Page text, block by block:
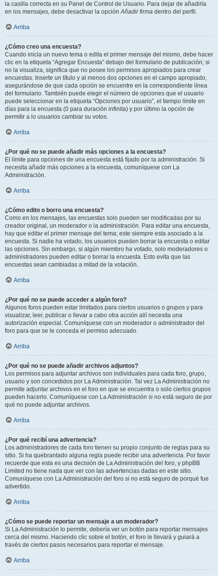
la casilla correcta en su Panel de Control de Usuario. Para dejar de añadirla
en los mensajes, debe desactivar la opciónAñadir firma dentro del perfil.
Arriba
¿Cómo creo una encuesta?
Cuando inicia un nuevo tema o edita el primer mensaje del mismo, debe hacer
clic en la etiqueta “Agregar Encuesta” debajo del formulario de publicación; si
no la visualiza, significa que no posee los permisos apropiados para crear
encuestas. Inserte un título y al menos dos opciones en el campo apropiado,
asegurándose de que cada opción se encuentre en la correspondiente línea
del formulario. También puede elegir el número de opciones que el usuario
puede seleccionar en la etiqueta “Opciones por usuario”, el tiempo límite en
días para la encuesta (0 para duración infinita) y por último la opción de
permitir a lo usuarios cambiar su votos.
Arriba
¿Por qué no se puede añadir más opciones a la encuesta?
El límite para opciones de una encuesta está fijado por la administración. Si
necesita añadir más opciones a la encuesta, comuníquese con La
Administración.
Arriba
¿Cómo edito o borro una encuesta?
Como en los mensajes, las encuestas solo pueden ser modificadas por su
creador original, un moderador o la administración. Para editar una encuesta,
hay que editar el primer mensaje del tema; este siempre esta asociado a la
encuesta. Si nadie ha votado, los usuarios pueden borrar la encuesta o editar
las opciones. Sin embargo, si algún miembro ha votado, solo moderadores o
administradores pueden editar o borrar la encuesta. Esto evita que las
encuestas sean cambiadas a mitad de la votación.
Arriba
¿Por qué no se puede acceder a algún foro?
Algunos foros pueden estar limitados para ciertos usuarios o grupos y para
visualizar, leer, publicar o llevar a cabo otra acción allí necesita una
autorización especial. Comuníquese con un moderador o administrador del
foro para que se le conceda el permiso adecuado.
Arriba
¿Por qué no se puede añadir archivos adjuntos?
Los permisos para adjuntar archivos son individuales para cada foro, grupo,
usuario y son concedidos por La Administración. Tal vez La Administración no
permite adjuntar archivos en el foro en que se encuentra o solo ciertos grupos
pueden hacerlo. Comuníquese con La Administración si no está seguro de por
qué no puede adjuntar archivos.
Arriba
¿Por qué recibí una advertencia?
Los administradores de cada foro tienen su propio conjunto de reglas para su
sitio. Si ha quebrantado alguna regla puede recibir una advertencia. Por favor
recuerde que esta es una decisión de La Administración del foro, y phpBB
Limited no tiene nada que ver con las advertencias dadas en este sitio.
Comuníquese con La Administración del foro si no está seguro de porqué fue
advertido.
Arriba
¿Cómo se puede reportar un mensaje a un moderador?
Si La Administración lo permite, debería ver un botón para reportar mensajes
cerca del mismo. Haciendo clic sobre el botón, el foro le llevará y guiará a
través de ciertos pasos necesarios para reportar el mensaje.
Arriba